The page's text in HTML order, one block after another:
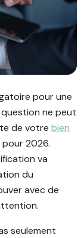
pour une
ne peut
de votre bien
2026.
va
du
avec de
seulement